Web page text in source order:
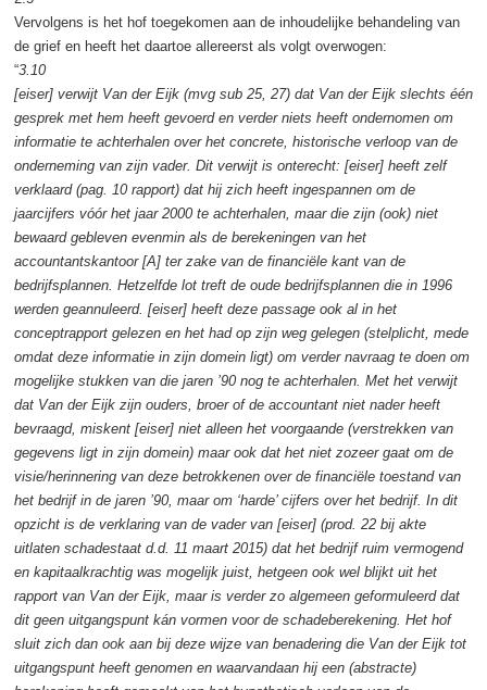
Vervolgens is het hof toegekomen aan de inhoudelijke behandeling van
de grief en heeft het daartoe allereerst als volgt overwogen:
“3.10
[eiser] verwijt Van der Eijk (mvg sub 25, 27) dat Van der Eijk slechts één
gesprek met hem heeft gevoerd en verder niets heeft ondernomen om
informatie te achterhalen over het concrete, historische verloop van de
onderneming van zijn vader. Dit verwijt is onterecht: [eiser] heeft zelf
verklaard (pag. 10 rapport) dat hij zich heeft ingespannen om de
jaarcijfers vóór het jaar 2000 te achterhalen, maar die zijn (ook) niet
bewaard gebleven evenmin als de berekeningen van het
accountantskantoor [A] ter zake van de financiële kant van de
bedrijfsplannen. Hetzelfde lot treft de oude bedrijfsplannen die in 1996
werden geannuleerd. [eiser] heeft deze passage ook al in het
conceptrapport gelezen en het had op zijn weg gelegen (stelplicht, mede
omdat deze informatie in zijn domein ligt) om verder navraag te doen om
mogelijke stukken van die jaren ’90 nog te achterhalen. Met het verwijt
dat Van der Eijk zijn ouders, broer of de accountant niet nader heeft
bevraagd, miskent [eiser] niet alleen het voorgaande (verstrekken van
gegevens ligt in zijn domein) maar ook dat het niet zozeer gaat om de
visie/herinnering van deze betrokkenen over de financiële toestand van
het bedrijf in de jaren ’90, maar om ‘harde’ cijfers over het bedrijf. In dit
opzicht is de verklaring van de vader van [eiser] (prod. 22 bij akte
uitlaten schadestaat d.d. 11 maart 2015) dat het bedrijf ruim vermogend
en kapitaalkrachtig was mogelijk juist, hetgeen ook wel blijkt uit het
rapport van Van der Eijk, maar is verder zo algemeen geformuleerd dat
dit geen uitgangspunt kán vormen voor de schadeberekening. Het hof
sluit zich dan ook aan bij deze wijze van benadering die Van der Eijk tot
uitgangspunt heeft genomen en waarvandaan hij een (abstracte)